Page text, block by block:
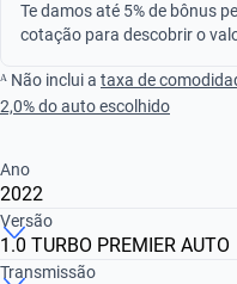
Te damos até 5% de bônus
cotação para descobrir o
ᴬ Não inclui a taxa de
2,0% do auto escolhido
Ano
2022
2020 2021
Versão
1.0 TURBO PREMIER AUTO
Transmissão